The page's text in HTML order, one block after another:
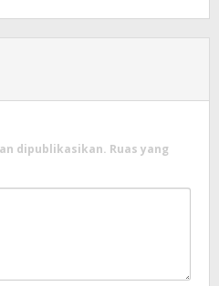
dipublikasikan. Ruas yang